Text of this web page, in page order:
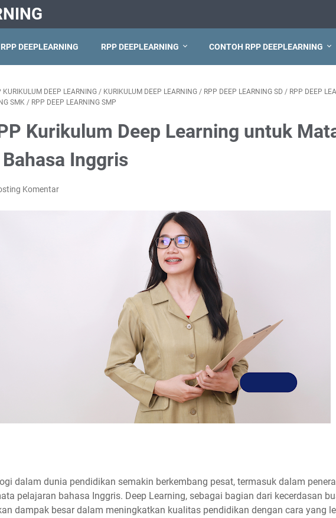
DEEPLEARNING RPP DEEPLEARNING CONTOH RPP DEEPLEARNING
KURIKULUM DEEP LEARNING / KURIKULUM DEEP LEARNING / RPP DEEP LEARNING SD / RPP DEEP
SMK / RPP DEEP LEARNING SMP
Kurikulum Deep Learning untuk
Inggris
Komentar
dalam dunia pendidikan semakin berkembang pesat, termasuk dalam
pelajaran bahasa Inggris. Deep Learning, sebagai bagian dari kecerdasan
dampak besar dalam meningkatkan kualitas pendidikan dengan cara yang